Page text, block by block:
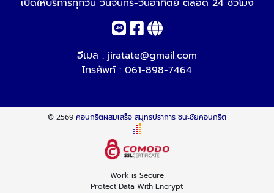
เปิดให้บริการทุกวัน วันจันทร์-วันอาทิตย์ ตลอด 24 ชั่วโมง
อีเมล : jiratate@gmail.com
โทรศัพท์ : 061-898-7464
© 2569 คอนกรีตผสมเสร็จ สมุทรปราการ ชนะชัยคอนกรีต
Work is Secure
Protect Data With Encrypt